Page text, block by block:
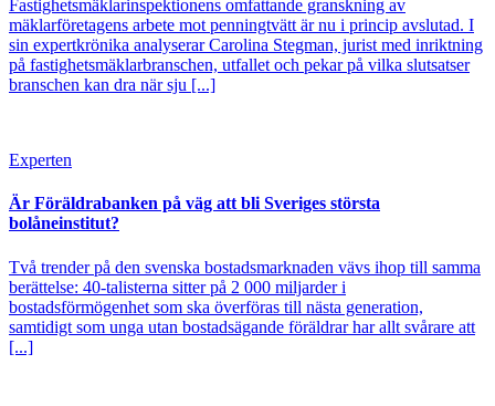
Fastighetsmäklarinspektionens omfattande granskning av
mäklarföretagens arbete mot penningtvätt är nu i princip avslutad. I
sin expertkrönika analyserar Carolina Stegman, jurist med inriktning
på fastighetsmäklarbranschen, utfallet och pekar på vilka slutsatser
branschen kan dra när sju [...]
Experten
Är Föräldrabanken på väg att bli Sveriges största
bolåneinstitut?
Två trender på den svenska bostadsmarknaden vävs ihop till samma
berättelse: 40-talisterna sitter på 2 000 miljarder i
bostadsförmögenhet som ska överföras till nästa generation,
samtidigt som unga utan bostadsägande föräldrar har allt svårare att
[...]